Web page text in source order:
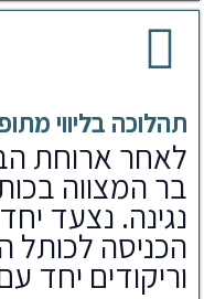
תהלוכה בליווי
לאחר ארוחת
בר המצווה
נגינה. נצעד
הכניסה לכותל
וריקודים יחד